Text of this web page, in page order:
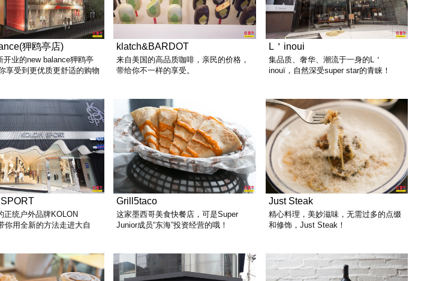
狎鸥亭店)
开业的new balance狎鸥亭
享受到更优质更舒适的购物
klatch&BARDOT
来自美国的高品质咖啡，亲民的价格，
带给你不一样的享受。
L＇inoui
集品质、奢华、潮流于一身的L＇
inouï，自然深受super star的青睐！
正统户外品牌KOLON
你用全新的方法走进大自
Grill5taco
这家墨西哥美食快餐店，可是Super
Junior成员“东海”投资经营的哦！
Just Steak
精心料理，美妙滋味，无需过多的点缀
和修饰，Just Steak！